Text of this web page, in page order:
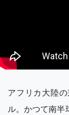
アフリカ大陸
ル。かつて南半